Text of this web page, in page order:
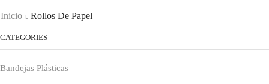
Inicio Rollos De Papel
CATEGORIES
Bandejas Plásticas